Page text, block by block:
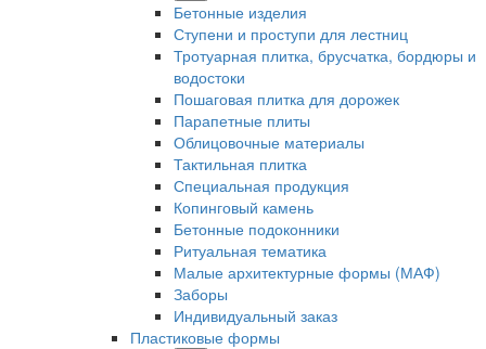
Бетонные изделия
Ступени и проступи для лестниц
Тротуарная плитка, брусчатка, бордюры и
водостоки
Пошаговая плитка для дорожек
Парапетные плиты
Облицовочные материалы
Тактильная плитка
Специальная продукция
Копинговый камень
Бетонные подоконники
Ритуальная тематика
Малые архитектурные формы (МАФ)
Заборы
Индивидуальный заказ
Пластиковые формы